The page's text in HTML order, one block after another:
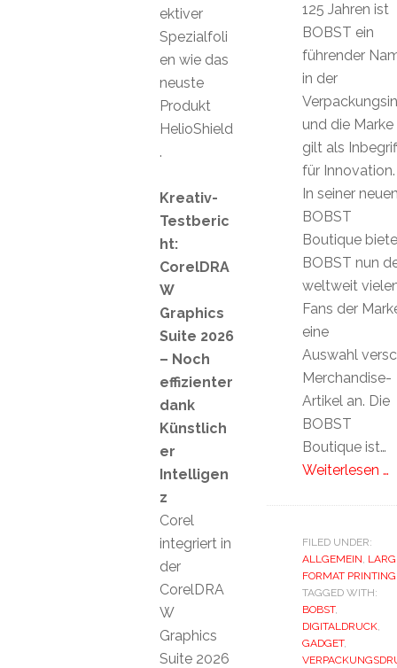
125 Jahren ist
BOBST ein
führender
in der
und die Marke
gilt als
für Innovation.
In seiner
BOBST
Boutique
BOBST nun
weltweit
Fans der
eine
Auswahl
Merchandise-
Artikel an. Die
BOBST
Boutique ist…
Weiterlesen …
FILED UNDER:
ALLGEMEIN,
FORMAT PRINTING
TAGGED WITH:
BOBST,
DIGITALDRUCK,
GADGET,
ektiver
Spezialfoli
en wie das
neuste
Produkt
HelioShield
.
Kreativ-
Testberic
ht:
CorelDRA
W
Graphics
Suite 2026
– Noch
effizienter
dank
Künstlich
er
Intelligen
z
Corel
integriert in
der
CorelDRA
W
Graphics
Suite 2026